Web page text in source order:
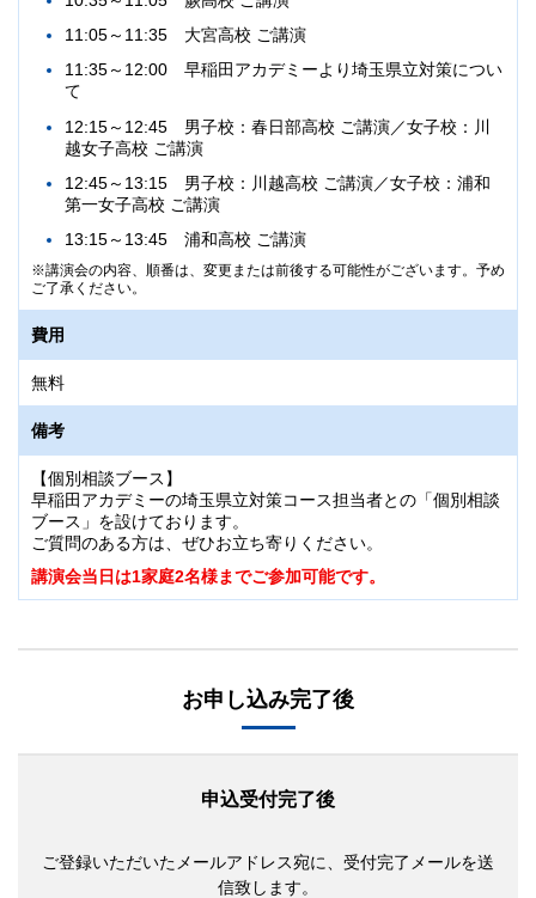
11:05～11:35 大宮高校 ご講演
11:35～12:00 早稲田アカデミーより埼玉県立対策につい
て
12:15～12:45 男子校：春日部高校 ご講演／女子校：川
越女子高校 ご講演
12:45～13:15 男子校：川越高校 ご講演／女子校：浦和
第一女子高校 ご講演
13:15～13:45 浦和高校 ご講演
講演会の内容、順番は、変更または前後する可能性がございます。予め
ご了承ください。
費用
無料
備考
【個別相談ブース】
早稲田アカデミーの埼玉県立対策コース担当者との「個別相談
ブース」を設けております。
ご質問のある方は、ぜひお立ち寄りください。
講演会当日は1家庭2名様までご参加可能です。
お申し込み完了後
申込受付完了後
ご登録いただいたメールアドレス宛に、受付完了メールを送
信致します。